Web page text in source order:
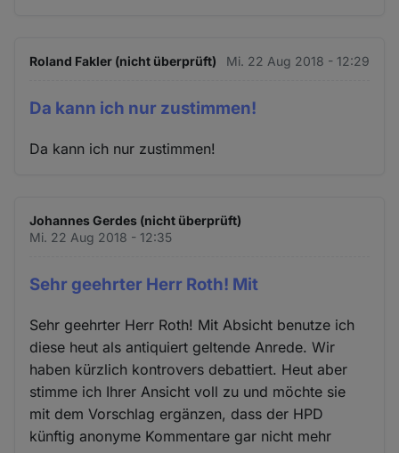
Roland Fakler (nicht überprüft) Mi. 22 Aug 2018 - 12:29
Da kann ich nur zustimmen!
Da kann ich nur zustimmen!
Johannes Gerdes (nicht überprüft)
Mi. 22 Aug 2018 - 12:35
Sehr geehrter Herr Roth! Mit
Sehr geehrter Herr Roth! Mit Absicht benutze ich
diese heut als antiquiert geltende Anrede. Wir
haben kürzlich kontrovers debattiert. Heut aber
stimme ich Ihrer Ansicht voll zu und möchte sie
mit dem Vorschlag ergänzen, dass der HPD
künftig anonyme Kommentare gar nicht mehr